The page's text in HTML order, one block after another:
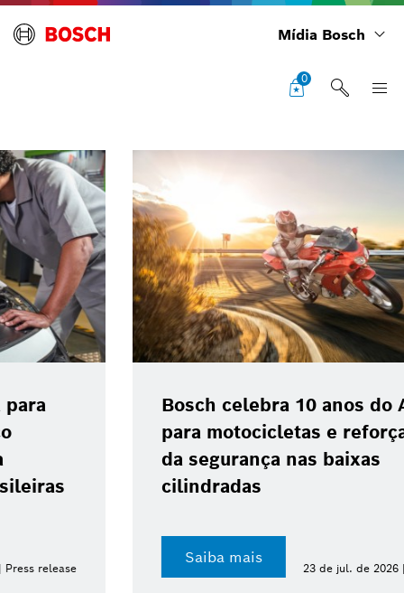
Mídia Bosch
0
Bosch celebra 10 anos do ABS 10
para motocicletas e reforça avanço
da segurança nas baixas
cilindradas
23 de jul. de 2026 | Press release